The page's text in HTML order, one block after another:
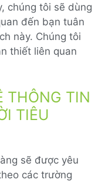
chúng tôi sẽ dùng
đến bạn tuân
này. Chúng tôi
thiết liên quan
THÔNG TIN
TIÊU
sẽ được yêu
các trường